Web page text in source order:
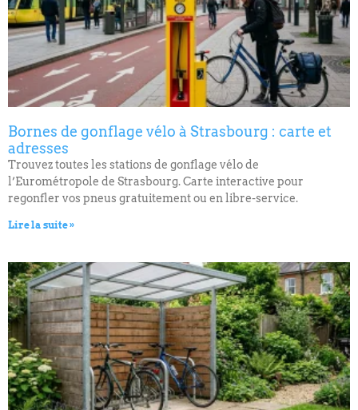
Bornes de gonflage vélo à Strasbourg : carte et
adresses
Trouvez toutes les stations de gonflage vélo de
l’Eurométropole de Strasbourg. Carte interactive pour
regonfler vos pneus gratuitement ou en libre-service.
Lire la suite »